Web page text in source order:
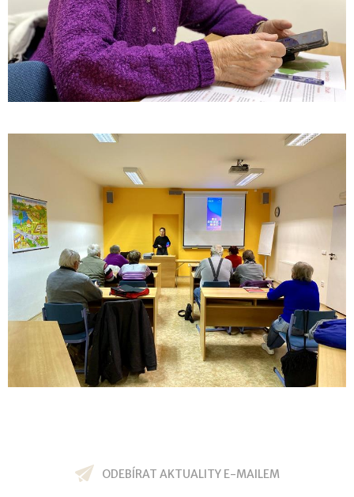
ODEBÍRAT AKTUALITY E-MAILEM